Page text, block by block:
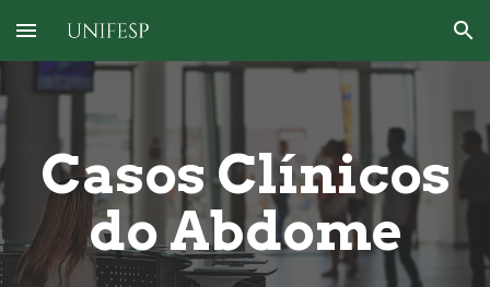
Skip to main content Skip to navigation
Casos Clínicos
do Abdome